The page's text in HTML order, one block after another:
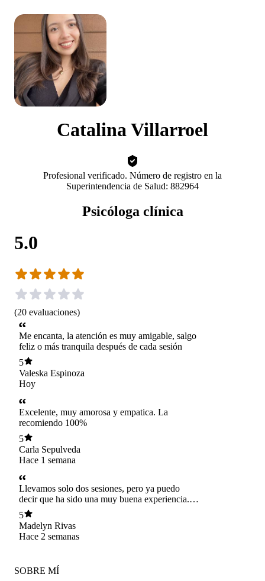
Catalina Villarroel
Profesional verificado. Número de registro en la
Superintendencia de Salud: 882964
Psicóloga clínica
5.0
(20 evaluaciones)
Me encanta, la atención es muy amigable, salgo
feliz o más tranquila después de cada sesión
5
Valeska Espinoza
Hoy
Excelente, muy amorosa y empatica. La
recomiendo 100%
5
Carla Sepulveda
Hace 1 semana
Llevamos solo dos sesiones, pero ya puedo
decir que ha sido una muy buena experiencia.
Me he sentido muy cómoda y escuchada en
cada sesión. Es una profesional muy empática y,
además de contenerme, me ha entregado
herramientas que me han servido mucho para
con sus pacientes y eso se agradece muchísimo.
5
Madelyn Rivas
Hace 2 semanas
SOBRE MÍ